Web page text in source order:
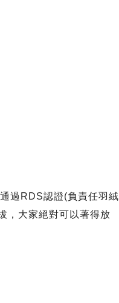
過RDS認證(負責任羽絨
，大家絕對可以著得放